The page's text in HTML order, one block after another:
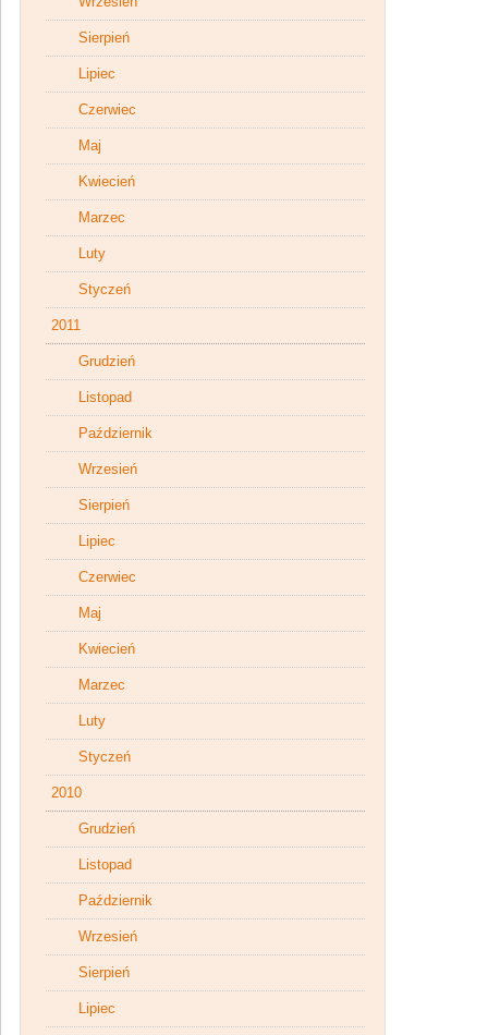
Sierpień
Lipiec
Czerwiec
Maj
Kwiecień
Marzec
Luty
Styczeń
2011
Grudzień
Listopad
Październik
Wrzesień
Sierpień
Lipiec
Czerwiec
Maj
Kwiecień
Marzec
Luty
Styczeń
2010
Grudzień
Listopad
Październik
Wrzesień
Sierpień
Lipiec